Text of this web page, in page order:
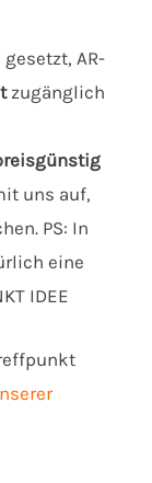
gesetzt, AR-
zugänglich
uns auf,
PS: In
eine
IDEE